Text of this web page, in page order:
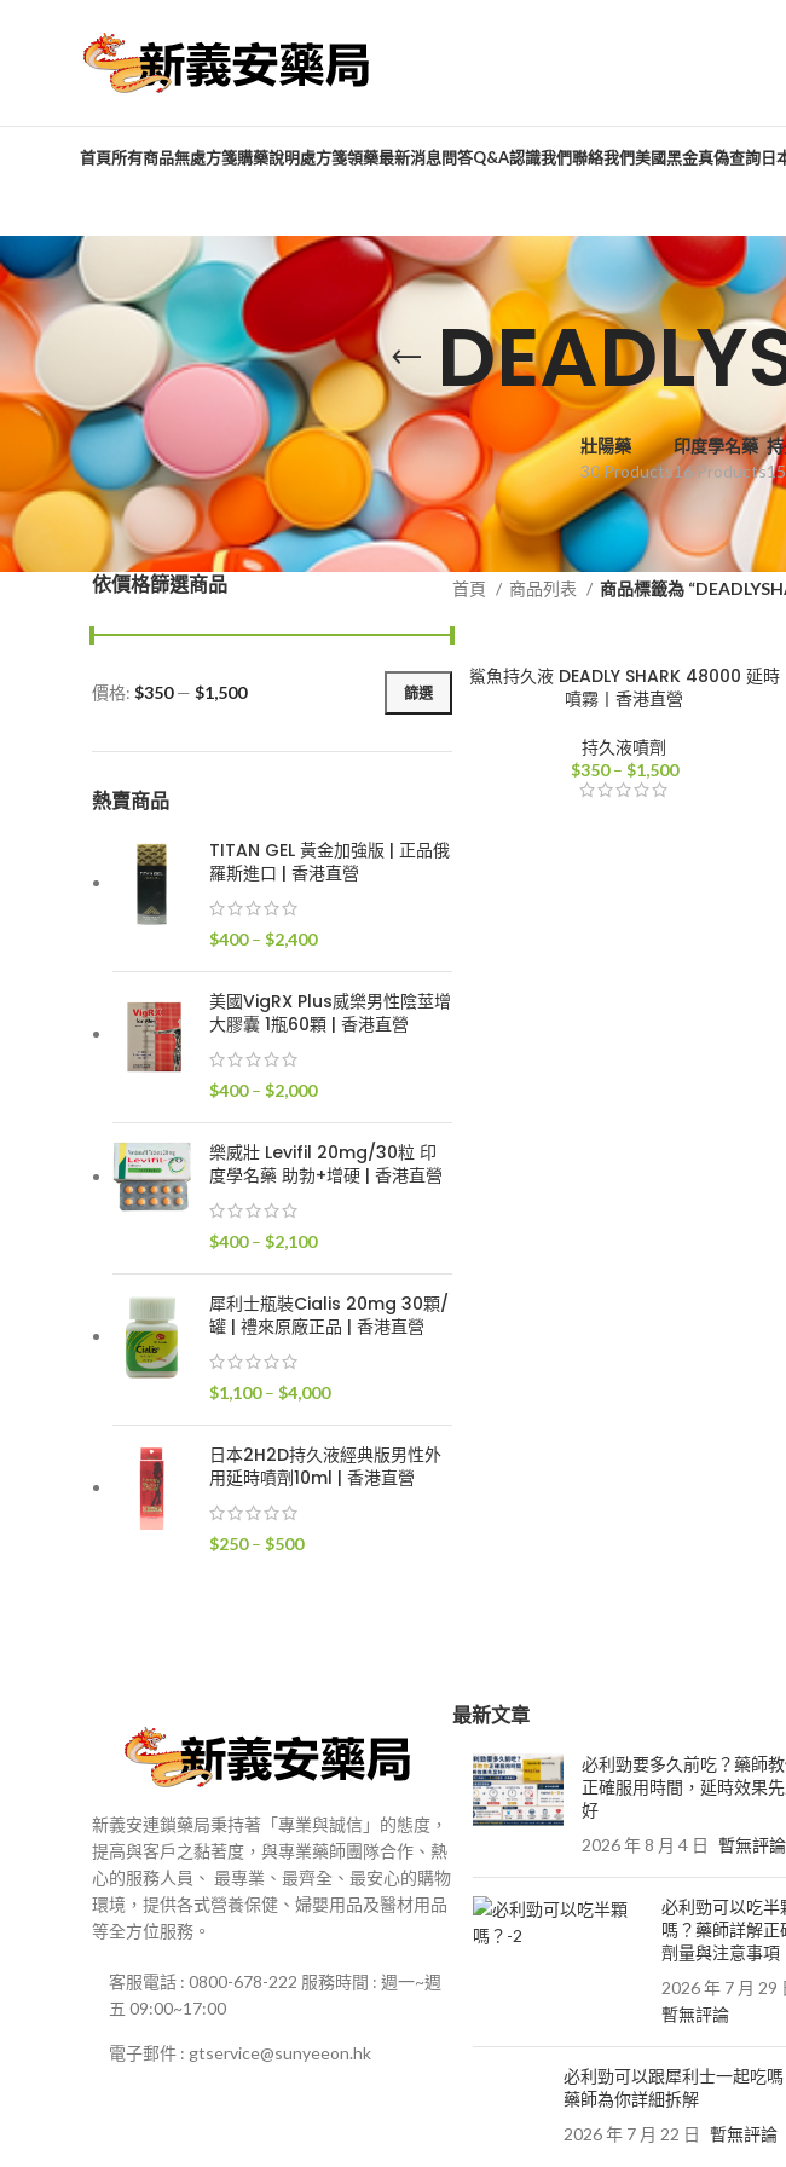
首頁所有商品無處方箋購藥說明處方箋領藥最新消息問答Q&A認識我們聯絡我們美國黑金真偽查詢日
壯陽藥
30 Products
印度學名藥
16 Products
依價格篩選商品
最
價
最
價
篩選
價格: $350— $1,500
熱賣商品
TITAN GEL 黃金加強版 | 正品俄
羅斯進口 | 香港直營
$400 – $2,400價
圍：
$2,400
美國VigRX Plus威樂男性陰莖增
大膠囊 1瓶60顆 | 香港直營
$400 – $2,000價
範
圍：
$2,000
樂威壯 Levifil 20mg/30粒 印
度學名藥 助勃+增硬 | 香港直營
$400 – $2,100價
範
圍：
$2,100
犀利士瓶裝Cialis 20mg 30顆/
罐 | 禮來原廠正品 | 香港直營
$1,100 – $4,000價
範
圍：
日本2H2D持久液經典版男性外
用延時噴劑10ml | 香港直營
$250 – $500價
首頁 商品列表 商品標籤為
鯊魚持久液 DEADLY SHARK 48000 延時
噴霧丨香港直營
持久液噴劑
$350 – $1,500價
新義安連鎖藥局秉持著「專業與誠信」的態度，
提高與客戶之黏著度，與專業藥師團隊合作、熱
心的服務人員、 最專業、最齊全、最安心的購物
環境，提供各式營養保健、婦嬰用品及醫材用品
等全方位服務。
客服電話 : 0800-678-222 服務時間 : 週一~週
五 09:00~17:00
電子郵件 : gtservice@sunyeeon.hk
最新文章
必利勁要多久前吃？藥師
正確服用時間，延時效果
好
2026 年 8 月 4 日 暫無評論
必利勁可以吃半
嗎？藥師詳解正
劑量與注意事項
2026 年 7 月 29
暫無評論
必利勁可以跟犀利士一起吃嗎
藥師為你詳細拆解
2026 年 7 月 22 日 暫無評論